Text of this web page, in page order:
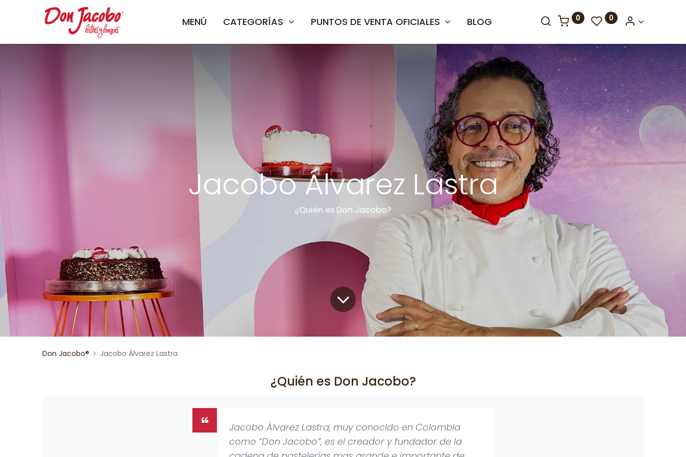
MENÚ CATEGORÍAS PUNTOS DE VENTA OFICIALES BLOG 0 0
Jacobo Álvarez Lastra
¿Quién es Don Jacobo?
Don Jacobo® Jacobo Álvarez Lastra
¿Quién es Don Jacobo?
Jacobo Álvarez Lastra, muy conocido en Colombia
como “Don Jacobo”, es el creador y fundador de la